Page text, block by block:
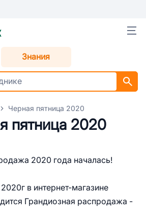
Знания
Черная пятница 2020
пятница 2020
2020 года началась!
в интернет-магазине
Грандиозная распродажа -